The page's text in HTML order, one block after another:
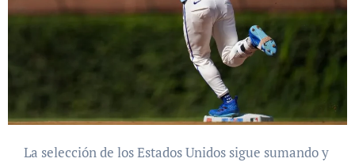
La selección de los Estados Unidos sigue sumando y